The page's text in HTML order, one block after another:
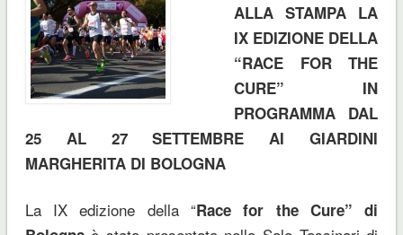
ALLA STAMPA LA
IX EDIZIONE DELLA
“RACE FOR THE
CURE” IN
PROGRAMMA DAL
25 AL 27 SETTEMBRE AI GIARDINI
MARGHERITA DI BOLOGNA
La IX edizione della “Race for the Cure” di